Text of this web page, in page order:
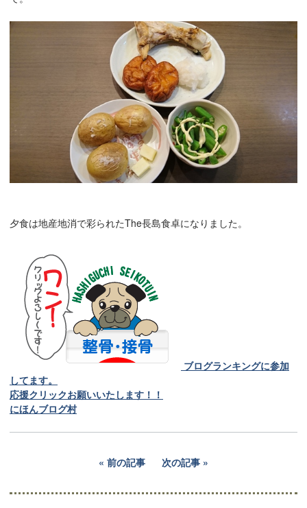
夕食は地産地消で彩られたThe長島食卓になりました。
ブログランキングに参加
してます。
応援クリックお願いいたします！！
にほんブログ村
前の記事 次の記事